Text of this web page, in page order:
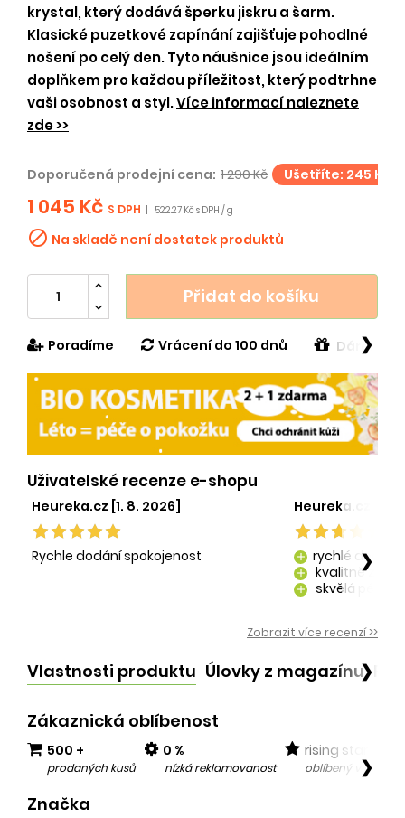
krystal, který dodává šperku jiskru a šarm.
Klasické puzetkové zapínání zajišťuje pohodlné
nošení po celý den. Tyto náušnice jsou ideálním
doplňkem pro každou příležitost, který podtrhne
vaši osobnost a styl.Více informací naleznete
zde >>
Doporučená prodejní cena: 1 290 Kč Ušetříte: 245 Kč
1 045 Kč S DPH 522.27 Kč s DPH / g
 Na skladě není dostatek produktů
Přidat do košíku
Poradíme Vrácení do 100 dnů Dárek v
❯
Uživatelské recenze e-shopu
Heureka.cz [1. 8. 2026]
Rychle dodání spokojenost
Heureka.cz [29.
add rychlé dodání
add kvalitně
add skvělá péče o
❯
Zobrazit více recenzí >>
Vlastnosti produktu Úlovky z magazínu❯
Zákaznická oblíbenost
500 +
prodaných kusů
0 %
nízká reklamovanost
rising star
oblíbený v❯
Značka